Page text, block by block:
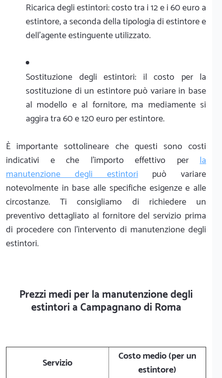
Ricarica degli estintori: costo tra i 12 e i 60 euro a
estintore, a seconda della tipologia di estintore e
dell'agente estinguente utilizzato.
Sostituzione degli estintori: il costo per la
sostituzione di un estintore può variare in base
al modello e al fornitore, ma mediamente si
aggira tra 60 e 120 euro per estintore.
È importante sottolineare che questi sono costi
indicativi e che l'importo effettivo per la
manutenzione degli estintoripuò variare
notevolmente in base alle specifiche esigenze e alle
circostanze. Ti consigliamo di richiedere un
preventivo dettagliato al fornitore del servizio prima
di procedere con l'intervento di manutenzione degli
estintori.
Prezzi medi per la manutenzione degli
estintori a Campagnano di Roma
Servizio
Costo medio (per un
estintore)